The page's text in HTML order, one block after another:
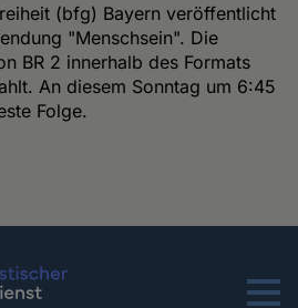
(bfg) Bayern veröffentlicht
"Menschsein". Die
BR 2 innerhalb des Formats
An diesem Sonntag um 6:45
Folge.
Menu